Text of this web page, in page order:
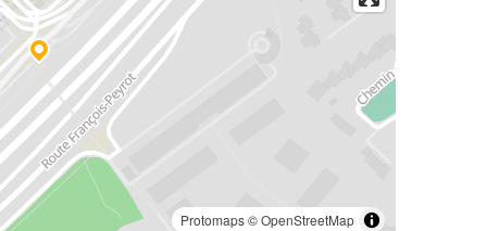
Protomaps©OpenStreetMap